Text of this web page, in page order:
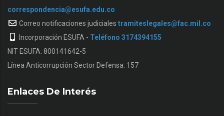
correspondencia@esufa.edu.co
Correo notificaciones judiciales tramiteslegales@fac.mil.co
Incorporación ESUFA - Teléfono 3174394155
NIT ESUFA: 800141642-5
Línea Anticorrupción Sector Defensa: 157
Enlaces De Interés